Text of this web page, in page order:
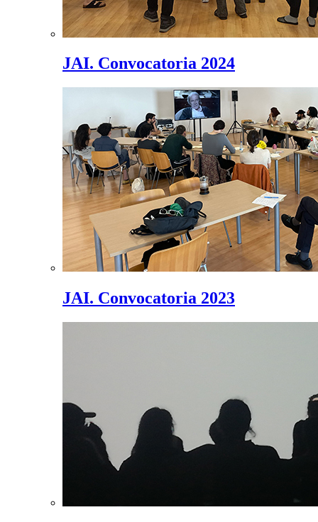
JAI. Convocatoria 2024
JAI. Convocatoria 2023